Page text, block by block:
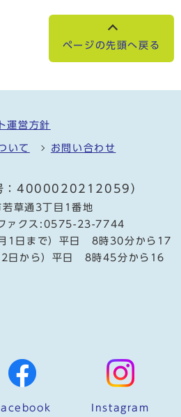
ページの先頭へ戻る
運営方針
いて お問い合わせ
：4000020212059）
草通3丁目1番地
ァクス:0575-23-7744
1日まで）平日 8時30分から17
2日から）平日 8時45分から16
Instagram